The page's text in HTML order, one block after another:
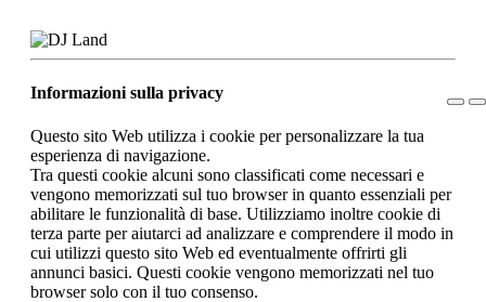
Informazioni sulla privacy
Questo sito Web utilizza i cookie per personalizzare la tua
esperienza di navigazione.
Tra questi cookie alcuni sono classificati come necessari e
vengono memorizzati sul tuo browser in quanto essenziali per
abilitare le funzionalità di base. Utilizziamo inoltre cookie di
terza parte per aiutarci ad analizzare e comprendere il modo in
cui utilizzi questo sito Web ed eventualmente offrirti gli
annunci basici. Questi cookie vengono memorizzati nel tuo
browser solo con il tuo consenso.